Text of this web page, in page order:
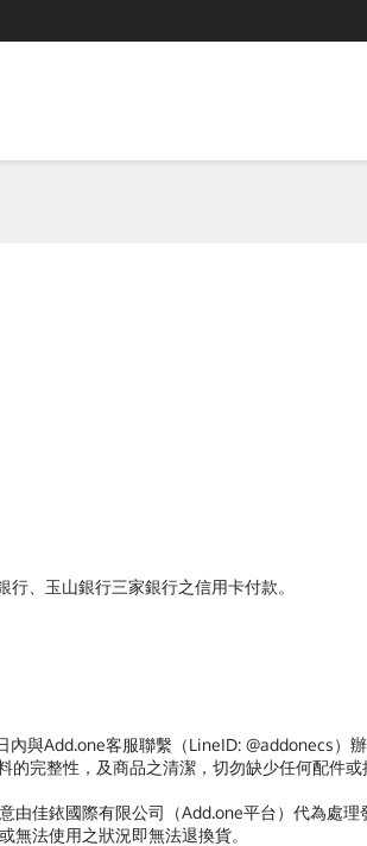
、玉山銀行三家銀行之信用卡付款。
與Add.one客服聯繫（LineID: @addonecs）
的完整性，及商品之清潔，切勿缺少任何配件
佳銥國際有限公司（Add.one平台）代為處理
無法使用之狀況即無法退換貨。